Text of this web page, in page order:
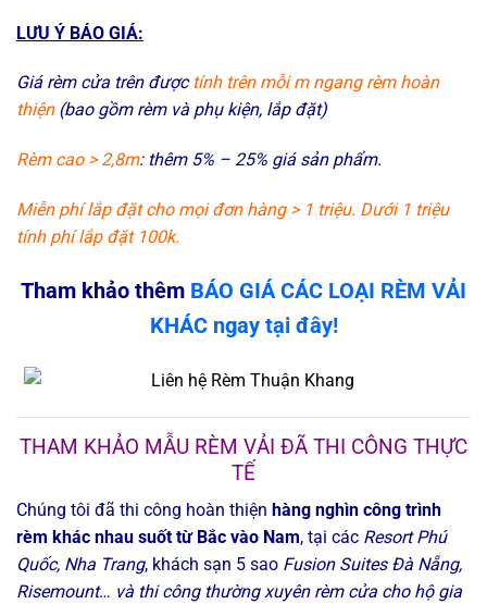
LƯU Ý BÁO GIÁ:
Giá rèm cửa trên được tính trên mỗi m ngang rèm hoàn
thiện(bao gồm rèm và phụ kiện, lắp đặt)
Rèm cao > 2,8m: thêm 5% – 25% giá sản phẩm.
Miễn phí lắp đặt cho mọi đơn hàng > 1 triệu. Dưới 1 triệu
tính phí lắp đặt 100k.
Tham khảo thêm BÁO GIÁ CÁC LOẠI RÈM VẢI
KHÁC ngay tại đây!
THAM KHẢO MẪU RÈM VẢI ĐÃ THI CÔNG THỰC
TẾ
Chúng tôi đã thi công hoàn thiện hàng nghìn công trình
rèm khác nhau suốt từ Bắc vào Nam, tại các Resort Phú
Quốc, Nha Trang, khách sạn 5 sao Fusion Suites Đà Nẵng,
Risemount… và thi công thường xuyên rèm cửa cho hộ gia